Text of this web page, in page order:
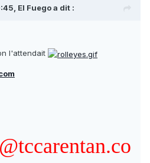
El Fuego a dit :
l'attendait